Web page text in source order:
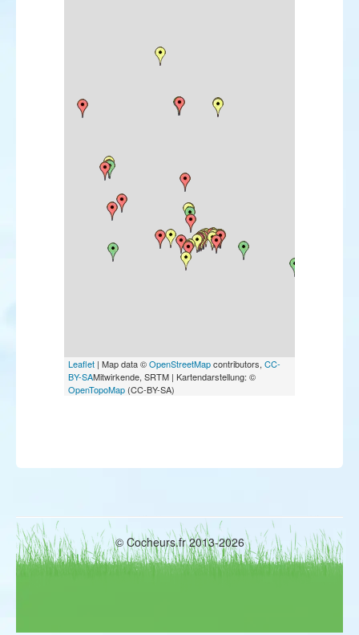
Bergeronnette citrine
Traquet du désert
Traquet kurde
Fauvette sarde
Fauvette des Balkans
Pouillot brun
Sittelle corse
Pie-grièche brune
Linotte à bec jaune
Bruant à gorge blanche
Leaflet | Map data ©OpenStreetMapcontributors, CC-
BY-SAMitwirkende, SRTM | Kartendarstellung: ©
OpenTopoMap (CC-BY-SA)
© Cocheurs.fr 2013-2026